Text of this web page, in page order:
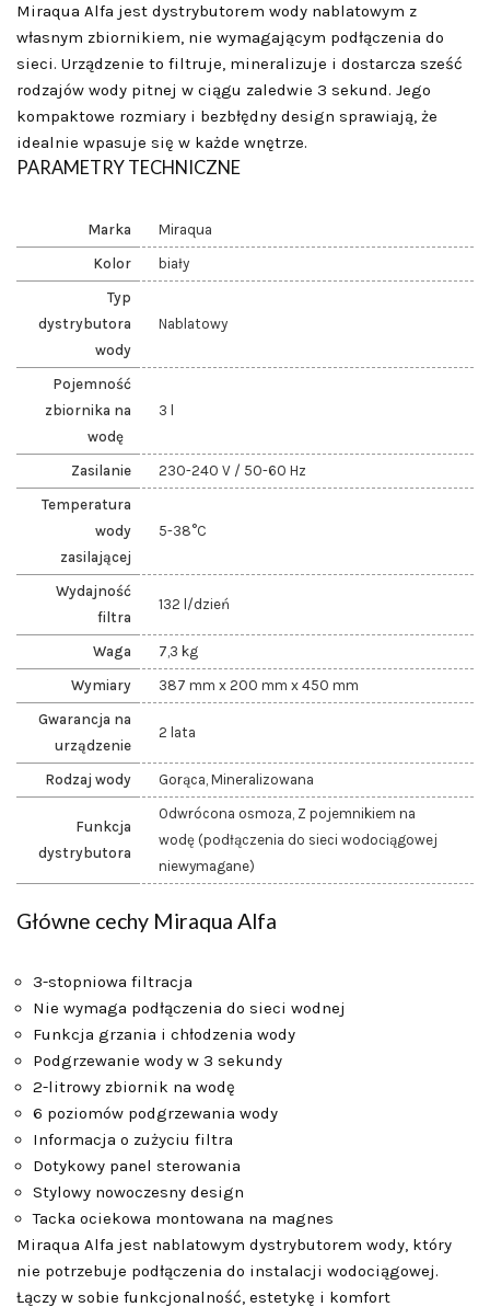
Miraqua Alfa jest dystrybutorem wody nablatowym z
własnym zbiornikiem, nie wymagającym podłączenia do
sieci. Urządzenie to filtruje, mineralizuje i dostarcza sześć
rodzajów wody pitnej w ciągu zaledwie 3 sekund. Jego
kompaktowe rozmiary i bezbłędny design sprawiają, że
idealnie wpasuje się w każde wnętrze.
PARAMETRY TECHNICZNE
Marka Miraqua
Kolor biały
Typ
dystrybutora
wody
Nablatowy
Pojemność
zbiornika na
wodę
3 l
Zasilanie 230-240 V / 50-60 Hz
Temperatura
wody
zasilającej
5-38°C
Wydajność
filtra
132 l/dzień
Waga 7,3 kg
Wymiary 387 mm x 200 mm x 450 mm
Gwarancja na
urządzenie
2 lata
Rodzaj wody Gorąca, Mineralizowana
Funkcja
dystrybutora
Odwrócona osmoza, Z pojemnikiem na
wodę (podłączenia do sieci wodociągowej
niewymagane)
Główne cechy Miraqua Alfa
3-stopniowa filtracja
Nie wymaga podłączenia do sieci wodnej
Funkcja grzania i chłodzenia wody
Podgrzewanie wody w 3 sekundy
2-litrowy zbiornik na wodę
6 poziomów podgrzewania wody
Informacja o zużyciu filtra
Dotykowy panel sterowania
Stylowy nowoczesny design
Tacka ociekowa montowana na magnes
Miraqua Alfa jest nablatowym dystrybutorem wody, który
nie potrzebuje podłączenia do instalacji wodociągowej.
Łączy w sobie funkcjonalność, estetykę i komfort